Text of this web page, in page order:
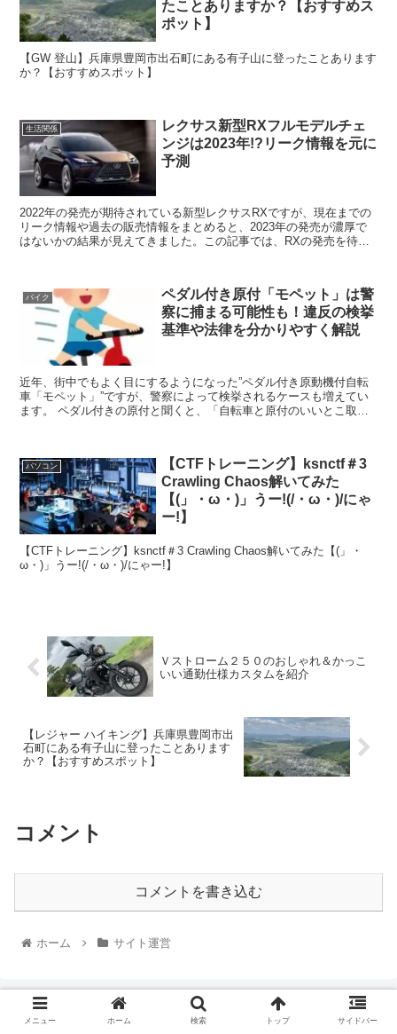
たことありますか？【おすすめス
ポット】
【GW 登山】兵庫県豊岡市出石町にある有子山に登ったことあります
か？【おすすめスポット】
生活関係
レクサス新型RXフルモデルチェ
ンジは2023年!?リーク情報を元に
予測
2022年の発売が期待されている新型レクサスRXですが、現在までの
リーク情報や過去の販売情報をまとめると、2023年の発売が濃厚で
はないかの結果が見えてきました。この記事では、RXの発売を待ち
バイク
ペダル付き原付「モペット」は警
察に捕まる可能性も！違反の検挙
基準や法律を分かりやすく解説
近年、街中でもよく目にするようになった”ペダル付き原動機付自転
車「モペット」”ですが、警察によって検挙されるケースも増えてい
ます。 ペダル付きの原付と聞くと、「自転車と原付のいいとこ取
パソコン
【CTFトレーニング】ksnctf＃3
Crawling Chaos解いてみた
【(」・ω・)」うー!(/・ω・)/にゃ
ー!】
【CTFトレーニング】ksnctf＃3 Crawling Chaos解いてみた【(」・
ω・)」うー!(/・ω・)/にゃー!】
Ｖストローム２５０のおしゃれ＆かっこ
いい通勤仕様カスタムを紹介
【レジャー ハイキング】兵庫県豊岡市出
石町にある有子山に登ったことあります
か？【おすすめスポット】
コメント
コメントを書き込む
ホーム サイト運営
メニュー ホーム 検索 トップ サイドバー